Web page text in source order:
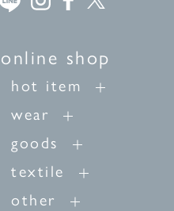
online shop
hot item
wear
goods
textile
other